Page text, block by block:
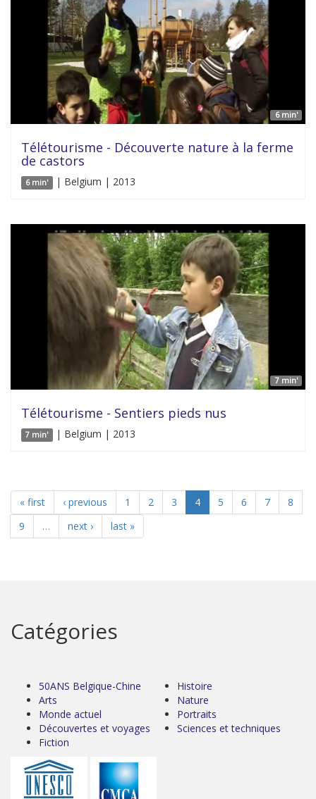
6 min'
Télétourisme - Découverte nature à la ferme
de castors
6 min' | Belgium | 2013
7 min'
Télétourisme - Sentiers pieds nus
7 min' | Belgium | 2013
« first ‹ previous 1 2 3 4 5 6 7
8
9
… next › last »
Catégories
50ANS Belgique-Chine
Arts
Monde actuel
Découvertes et voyages
Fiction
Histoire
Nature
Portraits
Sciences et techniques